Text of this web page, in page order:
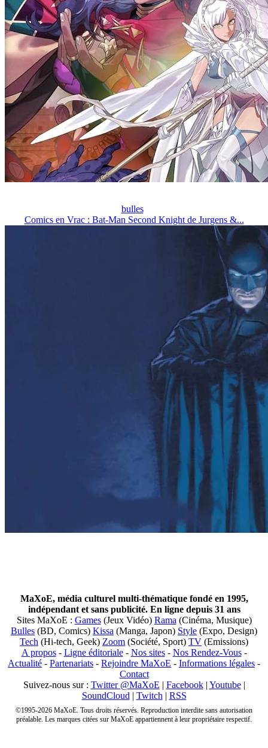
bulles
Comics en Vrac : Bat-Man Second Knight de Jurgens &...
MaXoE, média culturel multi-thématique fondé en 1995,
indépendant et sans publicité. En ligne depuis 31 ans
Sites MaXoE : Games(Jeux Vidéo) Rama (Cinéma, Musique)
Bulles (BD, Comics) Kissa (Manga, Japon) Style (Expo, Design)
Tech (Hi-tech, Geek) Zoom (Société, Sport) TV (Emissions)
A propos- Ligne éditoriale- Nos sites- Nos Rendez-Vous-
Actualité - Partenariats - Rejoindre MaXoE - Informations légales -
Contact
Suivez-nous sur : Twitter @MaXoE | Facebook| Youtube|
SoundCloud | Twitch | RSS
©1995-2026 MaXoE. Tous droits réservés. Reproduction interdite sans autorisation
préalable. Les marques citées sur MaXoE appartiennent à leur propriétaire respectif.